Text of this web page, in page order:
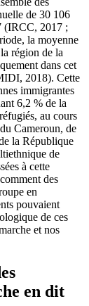
de 30 106
(IRCC, 2017 ;
la moyenne
région de la
dans cet
2018). Cette
immigrantes
6,2 % de la
au cours
Cameroun, de
la République
de
à cette
des
en
pouvaient
de ces
et nos
en dit